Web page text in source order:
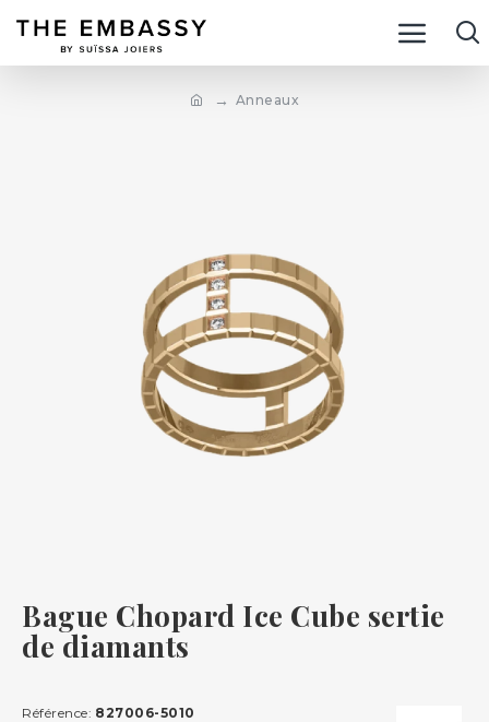
Anneaux
Bague Chopard Ice Cube sertie
de diamants
Référence: 827006-5010